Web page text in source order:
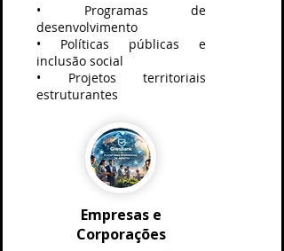
• Programas de
desenvolvimento
• Políticas públicas e
inclusão social
• Projetos territoriais
estruturantes
Empresas e
Corporações